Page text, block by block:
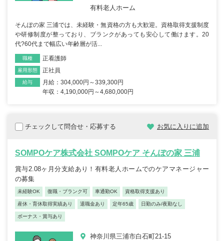
有料老人ホーム
そんぽの家 三浦では、未経験・無資格の方も大歓迎。資格取得支援制度
や研修制度が整っており、ブランクがあっても安心して働けます。20
代?60代まで幅広い年齢層が活...
職種 正看護師
雇用形態 正社員
給与
月給：304,000円～339,300円
年収：4,190,000円～4,680,000円
チェックして問合せ・応募する お気に入りに追加
SOMPOケア株式会社 SOMPOケア そんぽの家 三浦
賞与2.08ヶ月分支給あり！有料老人ホームでのケアマネージャー
の募集
未経験OK 復職・ブランク可 車通勤OK 資格取得支援あり
産休・育休取得実績あり 退職金あり 定年65歳 日勤のみ/夜勤なし
ボーナス・賞与あり
神奈川県三浦市白石町21-15